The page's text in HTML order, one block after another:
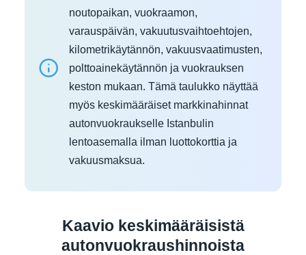
noutopaikan, vuokraamon,
varauspäivän, vakuutusvaihtoehtojen,
kilometrikäytännön, vakuusvaatimusten,
polttoainekäytännön ja vuokrauksen
keston mukaan. Tämä taulukko näyttää
myös keskimääräiset markkinahinnat
autonvuokraukselle Istanbulin
lentoasemalla ilman luottokorttia ja
vakuusmaksua.
Kaavio keskimääräisistä
autonvuokraushinnoista